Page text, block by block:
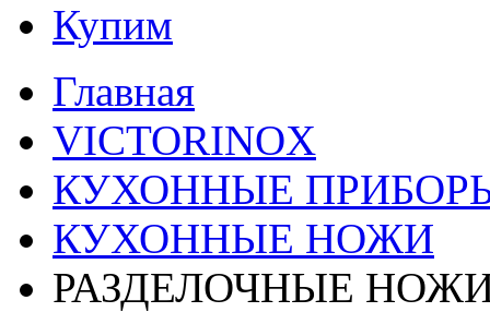
Купим
Главная
VICTORINOX
КУХОННЫЕ
КУХОННЫЕ НОЖИ
РАЗДЕЛОЧНЫЕ